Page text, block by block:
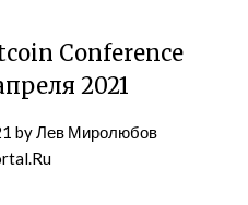
Conference
2021
byЛев Миролюбов